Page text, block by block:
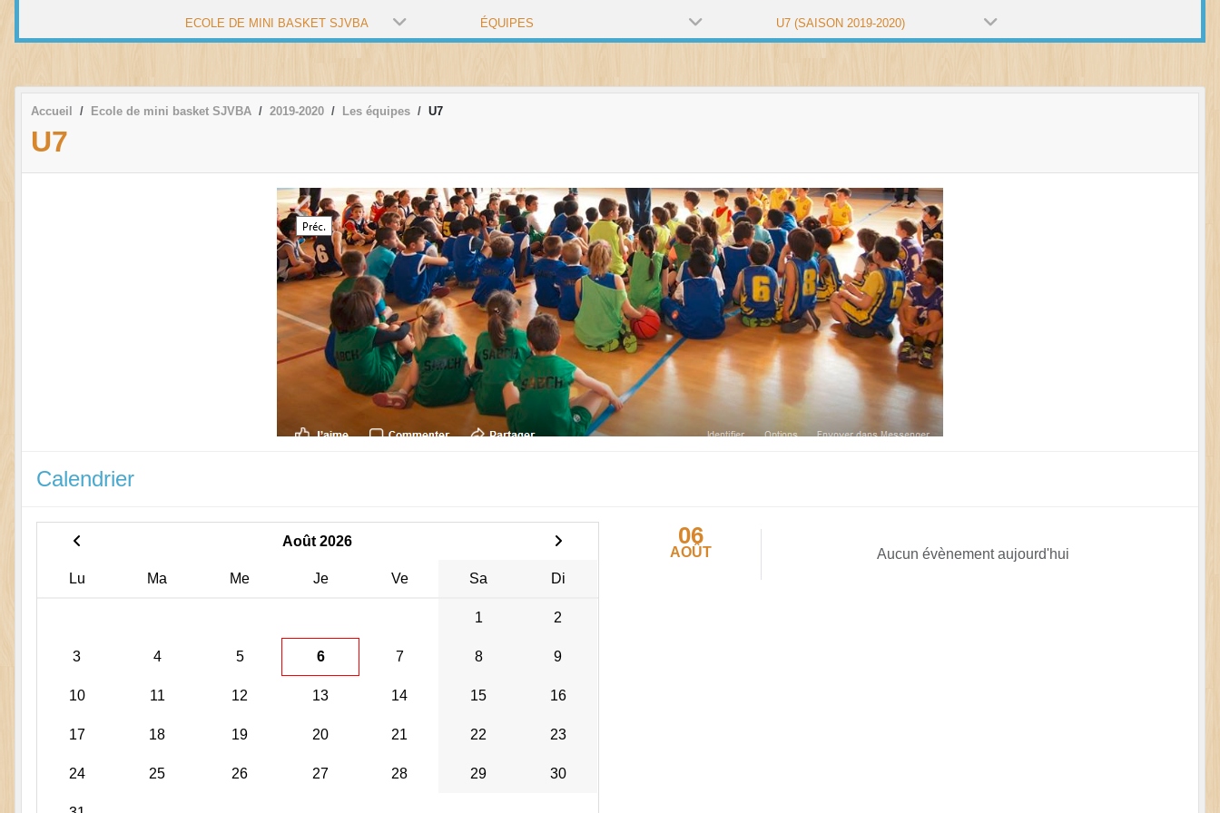
ECOLE DE MINI BASKET SJVBA ÉQUIPES U7 (SAISON 2019-2020)
Accueil Ecole de mini basket SJVBA 2019-2020 Les équipes U7
U7
Calendrier
Août 2026
Lu Ma Me Je Ve Sa Di
1 2
3 4 5 6 7 8 9
10 11 12 13 14 15 16
17 18 19 20 21 22 23
24 25 26 27 28 29 30
06
AOÛT Aucun évènement aujourd'hui